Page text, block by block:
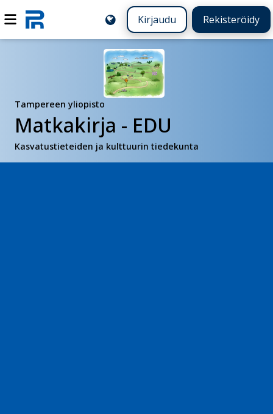
Kirjaudu Rekisteröidy
Tampereen yliopisto
Matkakirja - EDU
Kasvatustieteiden ja kulttuurin tiedekunta